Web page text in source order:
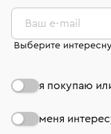
комиссионных
странице
лабораторий
Ваш e-mail
Выберите
я покупаю
меня